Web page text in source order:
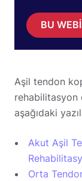
BU
Aşil tendon
rehabilitasyon
aşağıdaki
Akut Aşil
Orta